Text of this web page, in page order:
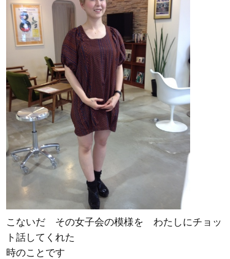
こないだ その女子会の模様を わたしにチョッ
ト話してくれた
時のことです